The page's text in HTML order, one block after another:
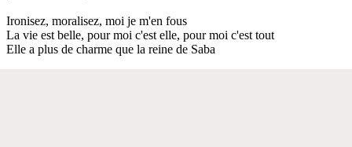
Ironisez, moralisez, moi je m'en fous
La vie est belle, pour moi c'est elle, pour moi c'est tout
Elle a plus de charme que la reine de Saba